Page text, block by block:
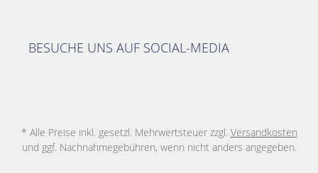
BESUCHE UNS AUF SOCIAL-MEDIA
* Alle Preise inkl. gesetzl. Mehrwertsteuer zzgl. Versandkosten
und ggf. Nachnahmegebühren, wenn nicht anders angegeben.